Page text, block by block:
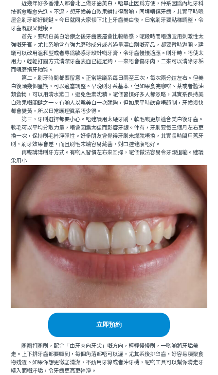
近幾年好多香港人都會北上做牙齒美白，唔單止因爲方便，仲系因爲內地牙科
技術愈嚟愈先進。不過，想牙齒美白效果維持得耐啲，同埋唔傷牙齒，其實平時喺
屋企刷牙都好關鍵。今日就同大家傾下北上牙齒美白後，日常刷牙要點樣調整，令
牙齒既靓又健康。
首先，要明白美白治療之後牙齒表層會比較敏感。呢段時間唔適宜用刺激性太
強嘅牙膏，尤其系啲含有強力磨砂成分或者過量漂白劑嘅産品，都要暫時避開。建
議可以改用溫和型或者專爲敏感牙設計嘅牙膏，令牙齒慢慢適應。刷牙時，唔使太
用力，輕輕打圈方式清潔牙齒表面已經足夠，一來唔會傷牙肉，二來可以清除牙垢
而唔磨損牙釉質。
第二，刷牙時間都要留意。正常建議系每日兩至三次，每次兩分鍾左右。但美
白後頭幾個星期，可以適當調整。早晚刷牙系基本，但如果食完咖啡、茶或者醬油
類食物，可以用清水漱口，避免色素沈積。呢個習慣好多人都忽略，其實系保持美
白效果嘅關鍵之一。有啲人以爲美白一次就夠，但如果平時飲食唔節制，牙齒幾快
都會變黃，所以日常護理真系唔少得。
第三，牙刷選擇都要小心。唔建議用太硬牙刷，軟毛嘅更加適合美白後牙齒。
軟毛可以平均分散力量，唔會因爲太猛而影響牙龈。仲有，牙刷要每三個月左右更
換一次，保持刷毛幹淨彈性。好多朋友會覺得牙刷未爛就唔換，其實長時間用舊牙
刷，刷牙效果會差，而且刷毛末端容易藏菌，對口腔健康唔好。
再嚟講講刷牙方式。有啲人習慣左右來回掃，呢個做法容易令牙龈退縮。建議
采用小
立即預約
圈圈打圈刷，配合「由牙肉向牙尖」嘅方向，輕輕慢慢刷，一啲啲將牙垢帶
走。上下排牙齒都要顧到，每個角落都唔可以漏，尤其系後排臼齒，好容易積聚食
物殘渣。如果你想更徹底清潔，不妨用牙線或者沖牙機，呢啲工具可以幫你清走牙
縫入面嘅汙垢，令牙齒更亮更幹淨。